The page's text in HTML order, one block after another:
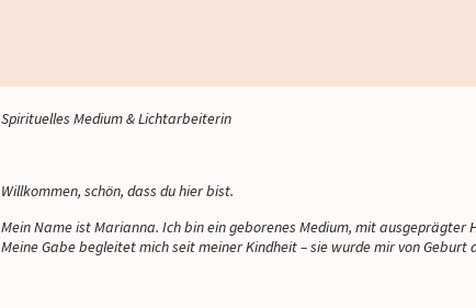
Spirituelles Medium & Lichtarbeiterin
Willkommen, schön, dass du hier bist.
Mein Name ist Marianna. Ich bin ein geborenes Medium, mit ausgeprägter
Meine Gabe begleitet mich seit meiner Kindheit – sie wurde mir von Geburt